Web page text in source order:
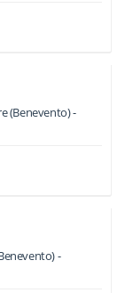
(Benevento) -
-